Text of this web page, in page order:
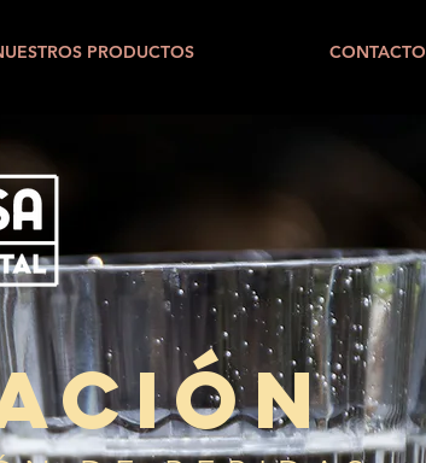
PRODUCTOS CONTACTO